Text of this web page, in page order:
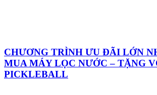
CHƯƠNG TRÌNH ƯU ĐÃI LỚN
MUA MÁY LỌC NƯỚC – TẶNG
PICKLEBALL